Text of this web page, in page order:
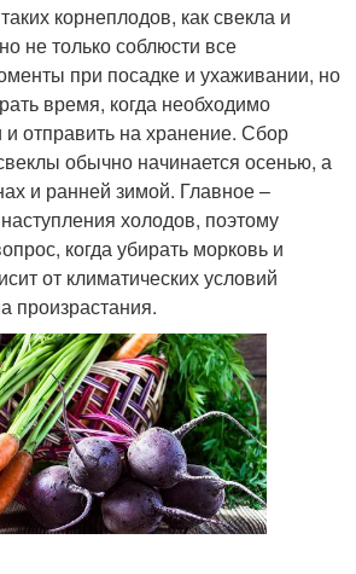
корнеплодов, как свекла и
не только соблюсти все
при посадке и ухаживании, но
время, когда необходимо
и отправить на хранение. Сбор
обычно начинается осенью, а
и ранней зимой. Главное –
холодов, поэтому
когда убирать морковь и
от климатических условий
произрастания.